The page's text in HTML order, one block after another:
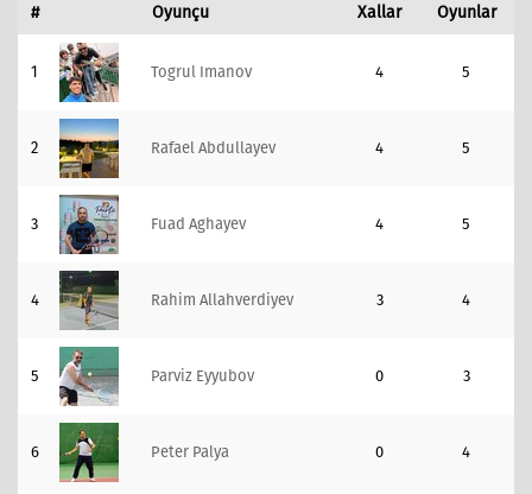
# Oyunçu Xallar Oyunlar
1 Togrul Imanov 4 5
2 Rafael Abdullayev 4 5
3 Fuad Aghayev 4 5
4 Rahim Allahverdiyev 3 4
5 Parviz Eyyubov 0 3
6 Peter Palya 0 4